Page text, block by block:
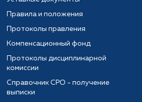
Правила и положения
Протоколы правления
Компенсационный фонд
Протоколы дисциплинарной
комиссии
Справочник СРО - получение
выписки